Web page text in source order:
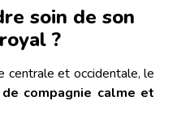
soin de son
?
centrale et occidentale, le
compagnie calme et